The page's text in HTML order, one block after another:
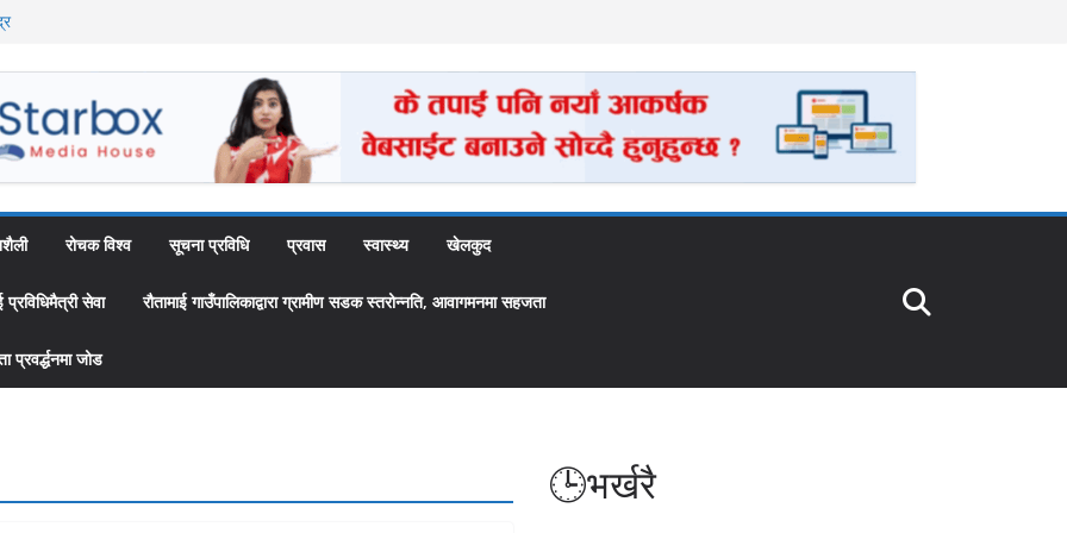
वाटिका’
रोचक विश्व सूचना प्रविधि प्रवास स्वास्थ्य खेलकुद
सेवा रौतामाई गाउँपालिकाद्वारा ग्रामीण सडक स्तरोन्नति, आवागमनमा सहजता
प्रवर्द्धनमा जोड
🕒भर्खरै